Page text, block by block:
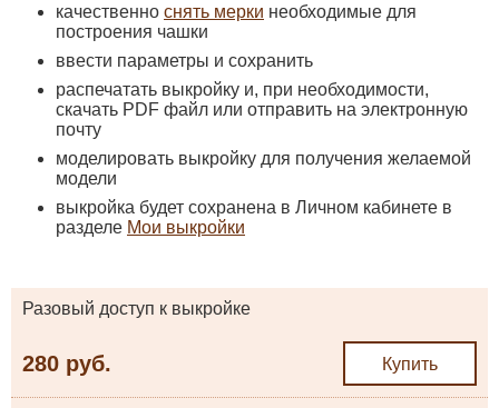
качественно снять мерки необходимые для
построения чашки
ввести параметры и сохранить
распечатать выкройку и, при необходимости,
скачать PDF файл или отправить на электронную
почту
моделировать выкройку для получения желаемой
модели
выкройка будет сохранена в Личном кабинете в
разделе Мои выкройки
Разовый доступ к выкройке
280 руб. Купить